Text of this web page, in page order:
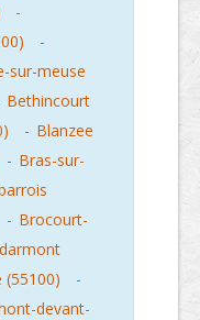
-
-
sur-meuse
Bethincourt
- Blanzee
- Bras-sur-
- Brocourt-
(55100)
-
devant-